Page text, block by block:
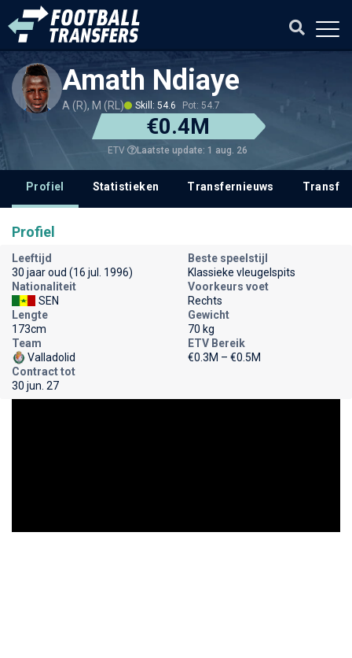
Amath Ndiaye
A (R), M (RL) Skill: 54.6 Pot: 54.7
€0.4M
ETV Laatste update: 1 aug. 26
Profiel Statistieken Transfernieuws
Profiel
Leeftijd
30 jaar oud (16 jul. 1996)
Beste speelstijl
Klassieke vleugelspits
Nationaliteit
SEN
Voorkeurs voet
Rechts
Lengte
173cm
Gewicht
70 kg
Team
Valladolid
ETV Bereik
€0.3M – €0.5M
Contract tot
30 jun. 27